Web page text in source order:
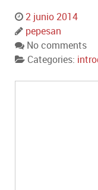
2 junio 2014
pepesan
No comments
Categories: